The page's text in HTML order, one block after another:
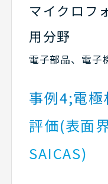
マイクロフ
用分野
電子部品、電子
事例4;電
評価(表面
SAICAS)